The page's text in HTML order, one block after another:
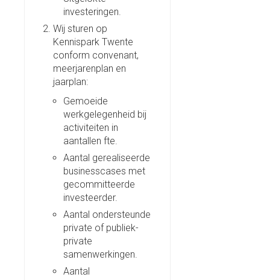
investeringen.
Wij sturen op
Kennispark Twente
conform convenant,
meerjarenplan en
jaarplan:
Gemoeide
werkgelegenheid bij
activiteiten in
aantallen fte.
Aantal gerealiseerde
businesscases met
gecommitteerde
investeerder.
Aantal ondersteunde
private of publiek-
private
samenwerkingen.
Aantal